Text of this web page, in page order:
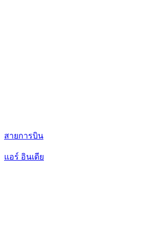
สายการบิน
แอร์ อินเดีย